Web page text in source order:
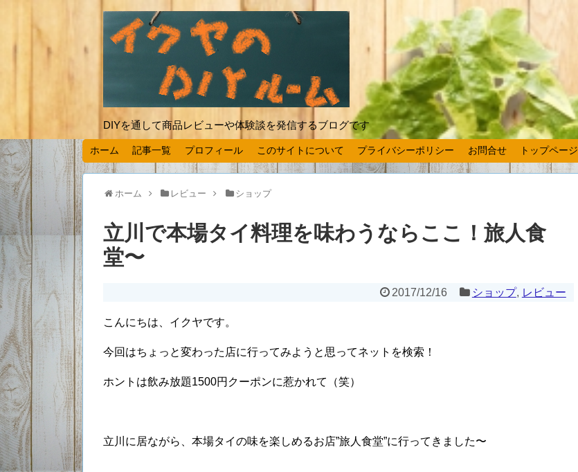
DIYを通して商品レビューや体験談を発信するブログです
ホーム 記事一覧 プロフィール このサイトについて プライバシーポリシー お問合せ トップページ
ホーム レビュー ショップ
立川で本場タイ料理を味わうならここ！旅人食
堂〜
2017/12/16 ショップ, レビュー
こんにちは、イクヤです。
今回はちょっと変わった店に行ってみようと思ってネットを検索！
ホントは飲み放題1500円クーポンに惹かれて（笑）
立川に居ながら、本場タイの味を楽しめるお店”旅人食堂”に行ってきました〜